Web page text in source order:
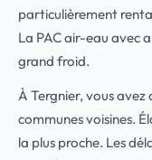
particulièrement
La PAC air-eau avec
grand froid.
À Tergnier, vous avez
communes voisines.
la plus proche. Les